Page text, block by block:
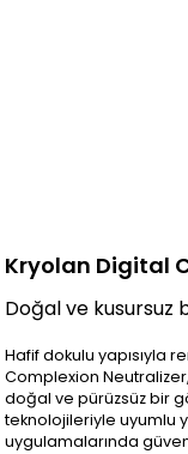
Kryolan Digital
Doğal ve kusursuz
Hafif dokulu yapısıyla
Complexion
doğal ve pürüzsüz bir
teknolojileriyle uyumlu
uygulamalarında